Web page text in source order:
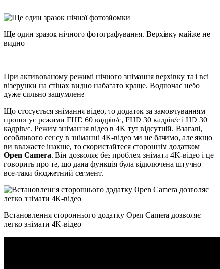
Ще один зразок нічного фотографування. Верхівку майже не
видно
При активованому режимі нічного знімання верхівку та і всі
візерунки на стінах видно набагато краще. Водночас небо
дуже сильно зашумлене
Що стосується знімання відео, то додаток за замовчуванням
пропонує режими FHD 60 кадрів/с, FHD 30 кадрів/с і HD 30
кадрів/с. Режим знімання відео в 4K тут відсутній. Взагалі,
особливого сенсу в зніманні 4K-відео ми не бачимо, але якщо
ви вважаєте інакше, то скористайтеся стороннім додатком
Open Camera. Він дозволяє без проблем знімати 4K-відео і це
говорить про те, що дана функція була відключена штучно —
все-таки бюджетний сегмент.
Встановлення стороннього додатку Open Camera дозволяє
легко знімати 4K-відео